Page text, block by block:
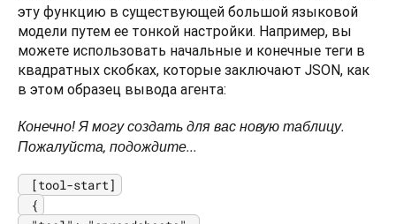
эту функцию в существующей большой языковой
модели путем ее тонкой настройки. Например, вы
можете использовать начальные и конечные теги в
квадратных скобках, которые заключают JSON, как
в этом образец вывода агента:
Конечно! Я могу создать для вас новую таблицу.
Пожалуйста, подождите...